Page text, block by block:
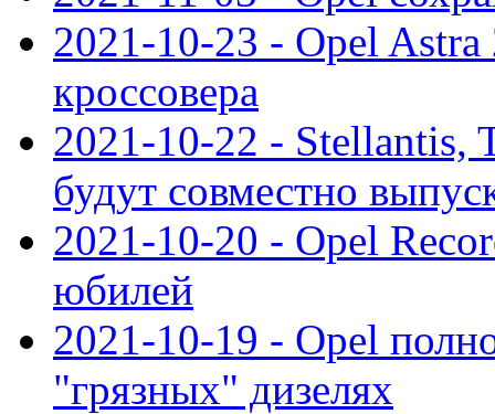
2021-10-23 - Opel Astra
кроссовера
2021-10-22 - Stellantis,
будут совместно
2021-10-20 - Opel
юбилей
2021-10-19 - Opel
"грязных" дизелях